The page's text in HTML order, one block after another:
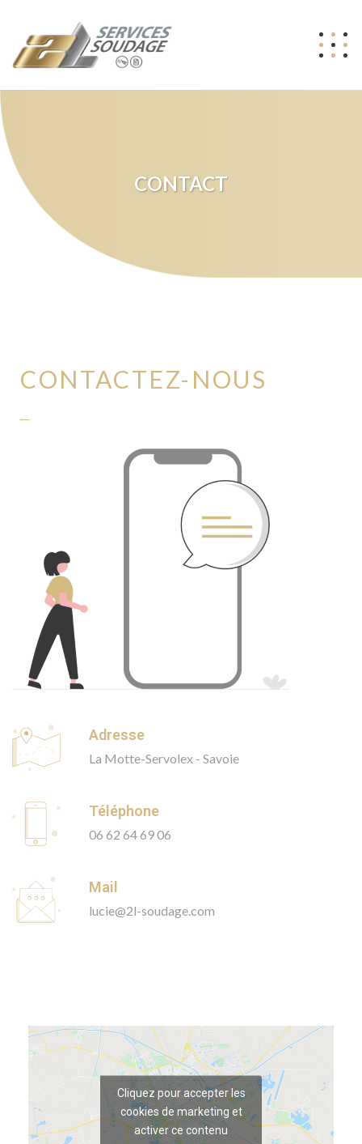
CONTACT
CONTACTEZ-NOUS
Adresse
La Motte-Servolex - Savoie
Téléphone
06 62 64 69 06
Mail
lucie@2l-soudage.com
Cliquez pour accepter les
cookies de marketing et
activer ce contenu